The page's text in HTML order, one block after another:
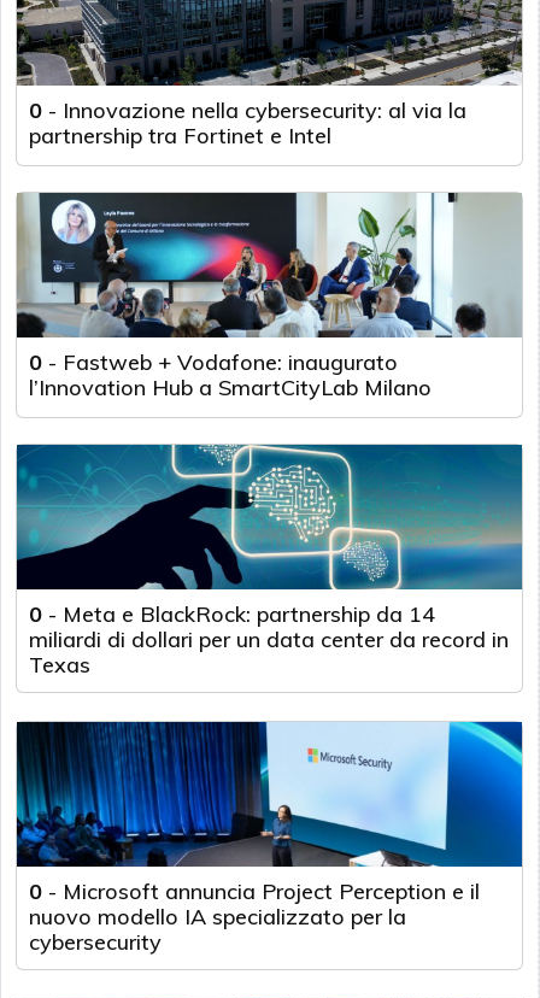
0 - Innovazione nella cybersecurity: al via la
partnership tra Fortinet e Intel
0 - Fastweb + Vodafone: inaugurato
l’Innovation Hub a SmartCityLab Milano
0 - Meta e BlackRock: partnership da 14
miliardi di dollari per un data center da record in
Texas
0 - Microsoft annuncia Project Perception e il
nuovo modello IA specializzato per la
cybersecurity